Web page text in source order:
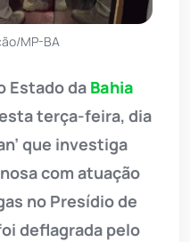
MP-BA
Estado da Bahia
terça-feira, dia
que investiga
com atuação
no Presídio de
deflagrada pelo